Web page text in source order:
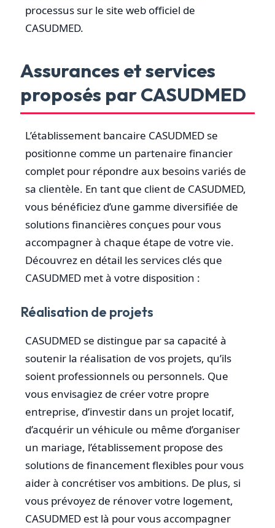
processus sur le site web officiel de
CASUDMED.
Assurances et services
proposés par CASUDMED
L’établissement bancaire CASUDMED se
positionne comme un partenaire financier
complet pour répondre aux besoins variés de
sa clientèle. En tant que client de CASUDMED,
vous bénéficiez d’une gamme diversifiée de
solutions financières conçues pour vous
accompagner à chaque étape de votre vie.
Découvrez en détail les services clés que
CASUDMED met à votre disposition :
Réalisation de projets
CASUDMED se distingue par sa capacité à
soutenir la réalisation de vos projets, qu’ils
soient professionnels ou personnels. Que
vous envisagiez de créer votre propre
entreprise, d’investir dans un projet locatif,
d’acquérir un véhicule ou même d’organiser
un mariage, l’établissement propose des
solutions de financement flexibles pour vous
aider à concrétiser vos ambitions. De plus, si
vous prévoyez de rénover votre logement,
CASUDMED est là pour vous accompagner